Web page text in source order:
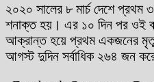
২০২০ সালের ৮ মার্চ দেশে প্রথম
শনাক্ত হয়। এর ১০ দিন পর ওই
আক্রান্ত হয়ে প্রথম একজনের
আগস্ট দুদিন সর্বাধিক ২৬৪ জন করে